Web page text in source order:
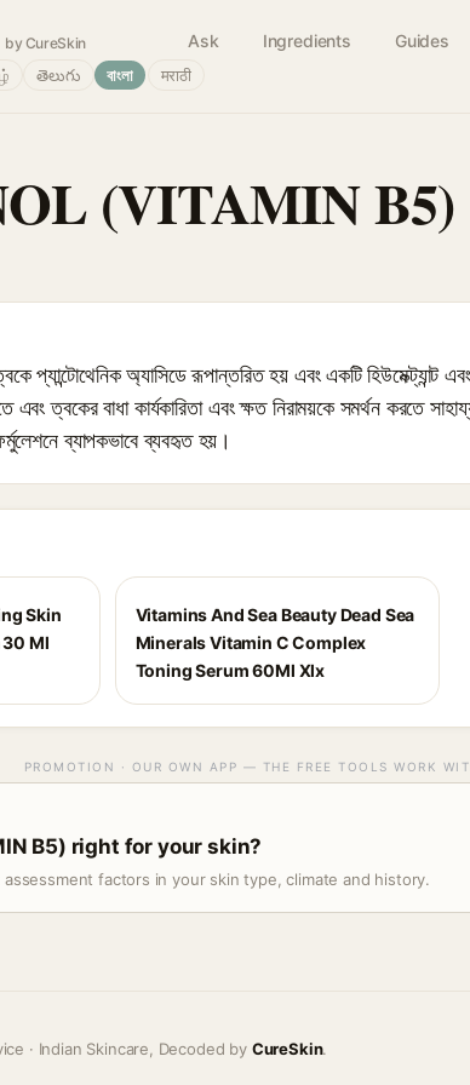
by CureSkin Ask Ingredients Guides
తెలుగు বাংলা मराठी
(VITAMIN B5)
প্যান্টোথেনিক অ্যাসিডে রূপান্তরিত হয় এবং একটি হিউমেক্ট্যান্ট
এবং ত্বকের বাধা কার্যকারিতা এবং ক্ষত নিরাময়কে সমর্থন করতে
ব্যাপকভাবে ব্যবহৃত হয়।
Skin
30 Ml
Vitamins And Sea Beauty Dead Sea
Minerals Vitamin C Complex
Toning Serum 60Ml Xlx
PROMOTION · OUR OWN APP — THE FREE TOOLS WORK
B5) right for your skin?
factors in your skin type, climate and history.
· Indian Skincare, Decoded by CureSkin.